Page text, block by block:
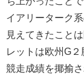
イアリーターク
見えてきたこと
レットは欧州G
競走成績を揶揄